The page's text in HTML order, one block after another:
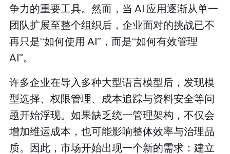
争力的重要工具。然而，当 AI 应用逐渐从单一
团队扩展至整个组织后，企业面对的挑战已不
再只是“如何使用 AI”，而是“如何有效管理
AI”。
许多企业在导入多种大型语言模型后，发现模
型选择、权限管理、成本追踪与资料安全等问
题开始浮现。如果缺乏统一管理架构，不仅会
增加维运成本，也可能影响整体效率与治理品
质。因此，市场开始出现一个新的需求：建立